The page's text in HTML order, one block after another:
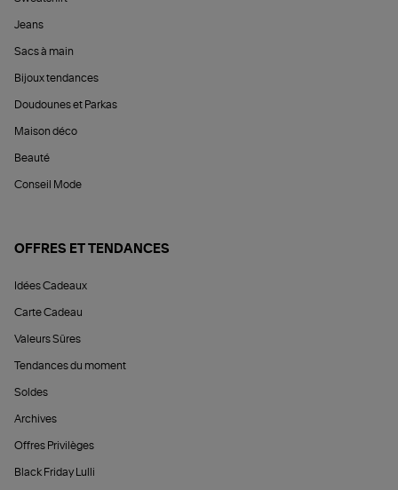
Jeans
Sacs à main
Bijoux tendances
Doudounes et Parkas
Maison déco
Beauté
Conseil Mode
OFFRES ET TENDANCES
Idées Cadeaux
Carte Cadeau
Valeurs Sûres
Tendances du moment
Soldes
Archives
Offres Privilèges
Black Friday Lulli